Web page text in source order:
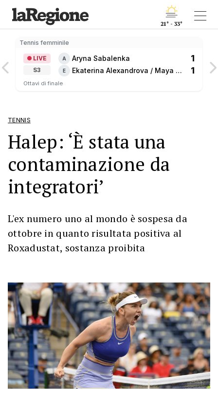
21° - 33°
Tennis femminile
LIVE
S3
A Aryna Sabalenka 1
E
Ekaterina Alexandrova / Maya
1
Ottavi di finale
TENNIS
Halep: ‘È stata una
contaminazione da
integratori’
L'ex numero uno al mondo è sospesa da
ottobre in quanto risultata positiva al
Roxadustat, sostanza proibita